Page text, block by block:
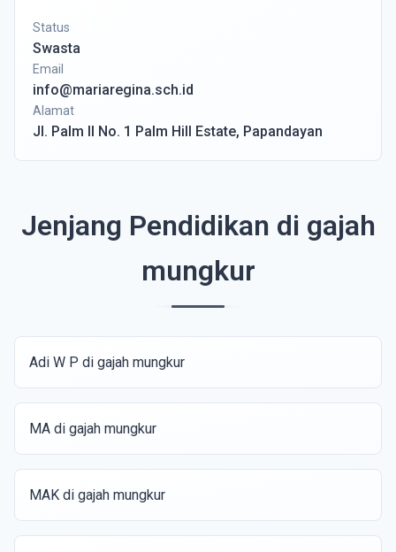
Status
Swasta
Email
info@mariaregina.sch.id
Alamat
Jl. Palm II No. 1 Palm Hill Estate, Papandayan
Jenjang Pendidikan di gajah
mungkur
Adi W P di gajah mungkur
MA di gajah mungkur
MAK di gajah mungkur